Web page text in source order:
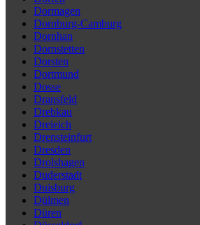
Dormagen
Dornburg-Camburg
Dornhan
Dornstetten
Dorsten
Dortmund
Dosse
Dransfeld
Drebkau
Dreieich
Drensteinfurt
Dresden
Drolshagen
Duderstadt
Duisburg
Dülmen
Düren